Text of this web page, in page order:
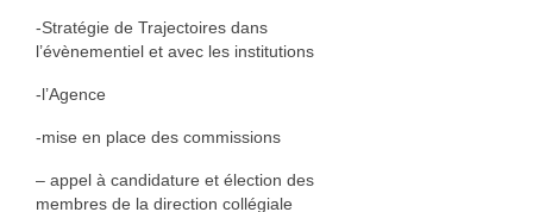
Georges et Monique Stahl
Catherine Gey
Maleaume Hirsch
-Stratégie de Trajectoires dans
l’évènementiel et avec les institutions
-l’Agence
-mise en place des commissions
– appel à candidature et élection des
membres de la direction collégiale